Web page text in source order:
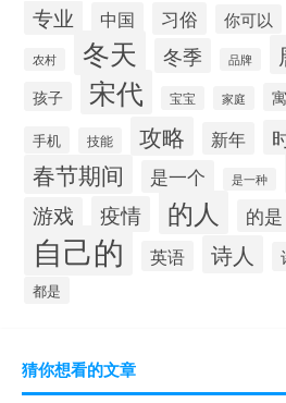
专业 中国 习俗 你可以
农村 冬天 冬季 品牌
孩子 宋代 宝宝 家庭
手机 技能 攻略 新年
春节期间 是一个 是一种
游戏 疫情 的人 的是
自己的 英语 诗人
都是
猜你想看的文章